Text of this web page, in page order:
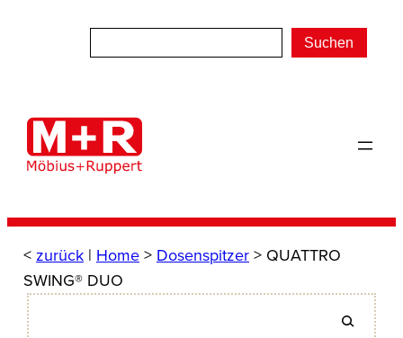
Suchen
< zurück | Home> Dosenspitzer> QUATTRO
SWING® DUO